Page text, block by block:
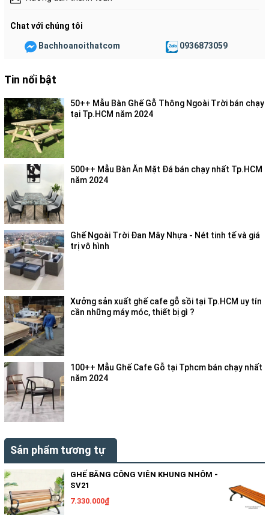
Chat với chúng tôi
Bachhoanoithatcom 0936873059
Tin nổi bật
50++ Mẫu Bàn Ghế Gỗ Thông Ngoài Trời bán chạy
tại Tp.HCM năm 2024
500++ Mẫu Bàn Ăn Mặt Đá bán chạy nhất Tp.HCM
năm 2024
Ghế Ngoài Trời Đan Mây Nhựa - Nét tinh tế và giá
trị vô hình
Xưởng sản xuất ghế cafe gỗ sồi tại Tp.HCM uy tín
cần những máy móc, thiết bị gì ?
100++ Mẫu Ghế Cafe Gỗ tại Tphcm bán chạy nhất
năm 2024
Sản phẩm tương tự
GHẾ BĂNG CÔNG VIÊN KHUNG NHÔM -
SV21
7.330.000₫